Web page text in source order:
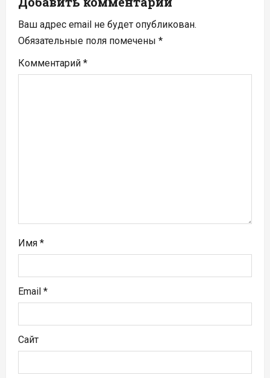
и
я
п
я
Ваш адрес email не будет опубликован.
Обязательные поля помечены *
Комментарий *
Имя *
Email *
Сайт